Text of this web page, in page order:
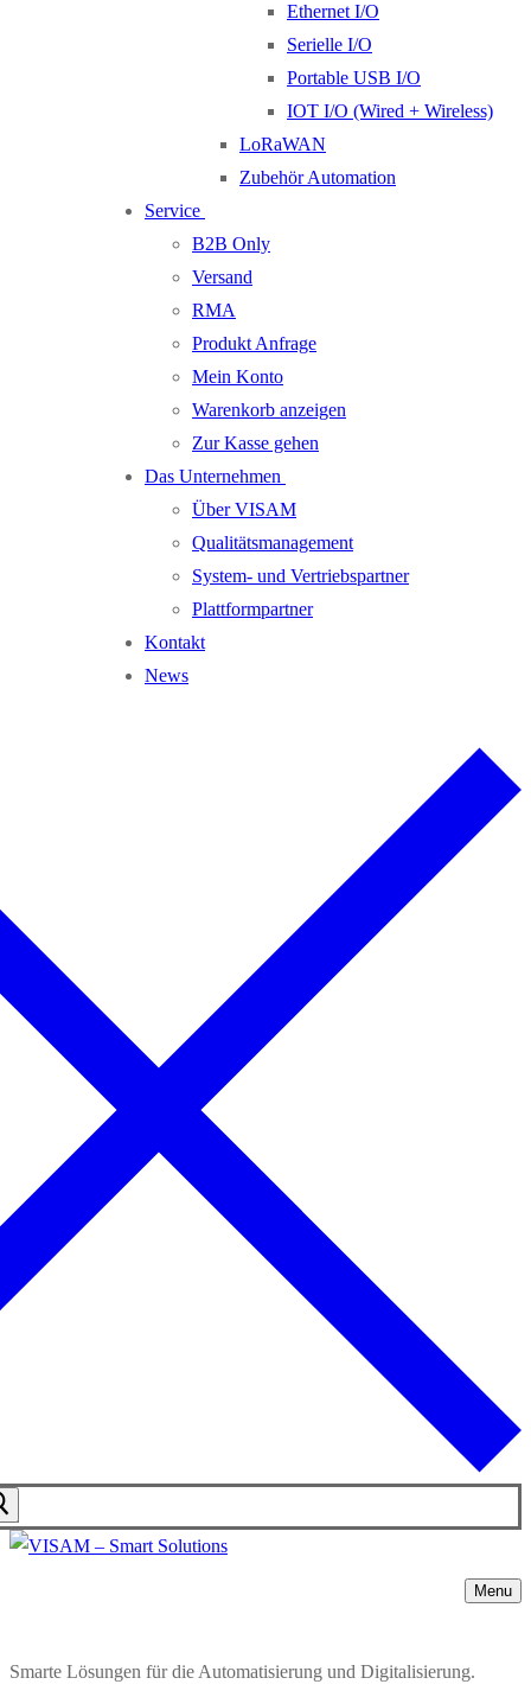
Ethernet I/O
Serielle I/O
Portable USB I/O
IOT I/O (Wired + Wireless)
LoRaWAN
Zubehör Automation
Service
B2B Only
Versand
RMA
Produkt Anfrage
Mein Konto
Warenkorb anzeigen
Zur Kasse gehen
Das Unternehmen
Über VISAM
Qualitätsmanagement
System- und Vertriebspartner
Plattformpartner
Kontakt
News
Menu
Smarte Lösungen für die Automatisierung und Digitalisierung.